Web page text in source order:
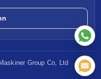
Group Co, Ltd